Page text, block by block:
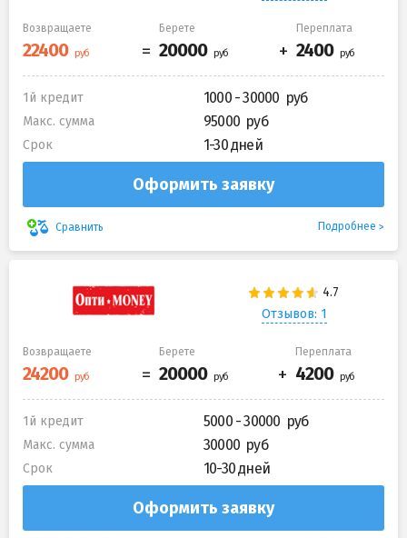
Возвращаете Берете Переплата
1й кредит 1000 - 30000
Макс. сумма 95000
Срок 1-30 дней
Оформить заявку
Сравнить Подробнее
Отзывов: 1
Возвращаете Берете Переплата
1й кредит 5000 - 30000
Макс. сумма 30000
Срок 10-30 дней
Оформить заявку